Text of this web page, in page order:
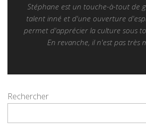
Stéphane est un touche-à-tout de
talent inné et d'une ouverture
permet d'apprécier la culture sous
En revanche, il n'est pas très
Rechercher